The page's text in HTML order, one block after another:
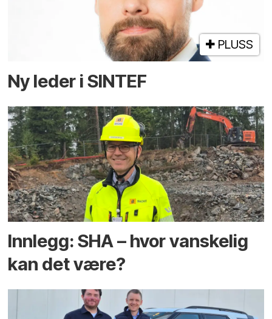
PLUSS
Ny leder i SINTEF
Innlegg: SHA – hvor vanskelig
kan det være?